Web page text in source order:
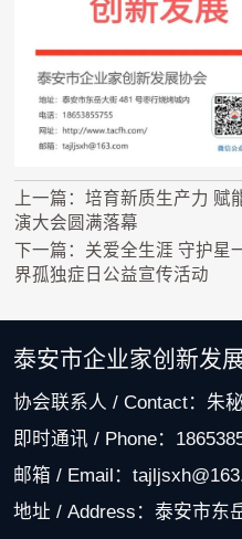
上一篇：培育新质生产力
演大会圆满落幕
下一篇：关爱全生涯 守护星
界孤独症日公益宣传活动
泰安市企业家创新发
协会联系人 / Contact：朱
即时通讯 / Phone：
邮箱 / Email：
地址 / Address：泰安市东